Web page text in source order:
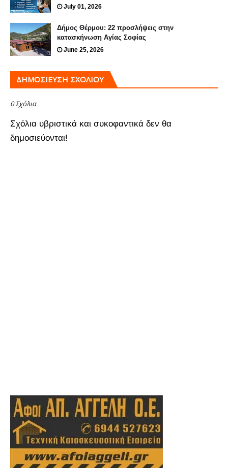
July 01, 2026
Δήμος Θέρμου: 22 προσλήψεις στην
κατασκήνωση Αγίας Σοφίας
June 25, 2026
ΔΗΜΟΣΊΕΥΣΗ ΣΧΟΛΊΟΥ
0 Σχόλια
Σχόλια υβριστικά και συκοφαντικά δεν θα
δημοσιεύονται!